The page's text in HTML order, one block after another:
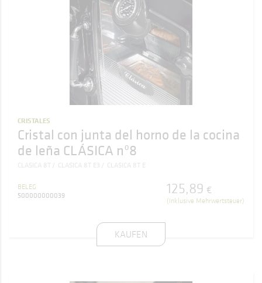
CRISTALES
Cristal con junta del horno de la cocina
de leña CLÁSICA nº8
CLASICA 8T CLASICA 8T E3 CLASICA 8T E
BELEG
500000000039
125,89 €
(Inklusive Mehrwertsteuer)
KAUFEN